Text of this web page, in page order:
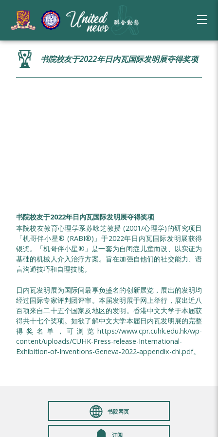
书院校友于2022年日内瓦国际发明展夺得奖项
书院校友于2022年日内瓦国际发明展夺得奖项
本院校友教育心理学系苏咏芝教授 (2001/心理学)的研究项目
「机哥伴小星® (RABI®)」于2022年日内瓦国际发明展获得
银奖。「机哥伴小星®」是一套为自闭症儿童而设、以实证为
基础的机械人介入治疗方案。旨在加强自他们的社交能力、语
言沟通技巧和自理技能。
日内瓦发明展为国际间最享负盛名的创新展览，展出的发明均
经过国际专家评判团评审。本届发明展于网上举行，展出近八
百项来自二十五个国家及地区的发明。香港中文大学于本届获
得共十七个奖项。如欲了解中文大学本届日内瓦发明展的完整
得奖名单，可浏览https://www.cpr.cuhk.edu.hk/wp-
content/uploads/CUHK-Press-release-International-
Exhibition-of-Inventions-Geneva-2022-appendix-chi.pdf。
书院网页
订阅